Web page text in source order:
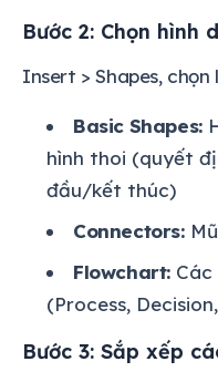
Bước 2: Chọn
Insert > Shapes,
Basic Shapes:
hình thoi (quyết
đầu/kết thúc)
Connectors:
Flowchart:
(Process,
Bước 3: Sắp xếp